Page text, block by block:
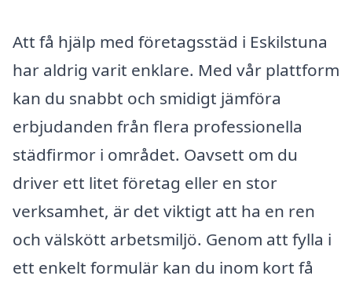
Att få hjälp med företagsstäd i Eskilstuna
har aldrig varit enklare. Med vår plattform
kan du snabbt och smidigt jämföra
erbjudanden från flera professionella
städfirmor i området. Oavsett om du
driver ett litet företag eller en stor
verksamhet, är det viktigt att ha en ren
och välskött arbetsmiljö. Genom att fylla i
ett enkelt formulär kan du inom kort få